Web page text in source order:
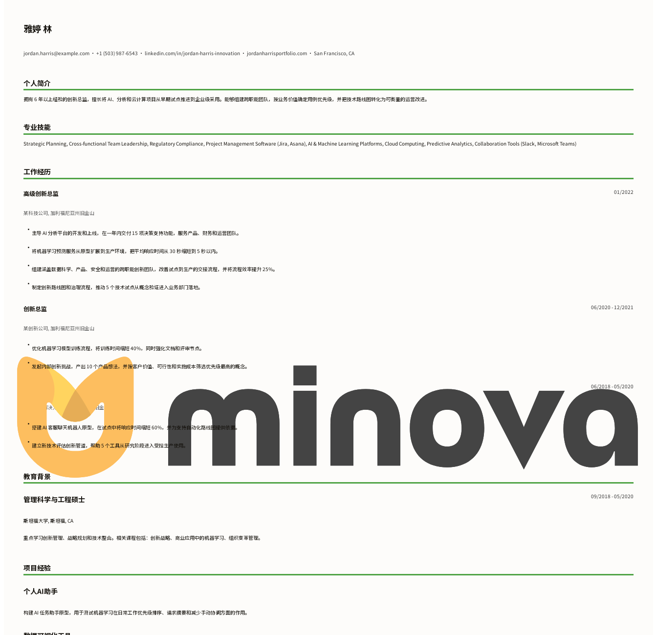
雅婷 林
jordan.harris@example.com • +1 (503) 987-6543 • linkedin.com/in/jordan-harris-innovation • jordanharrisportfolio.com • San Francisco, CA
个人简介
拥有 6 年以上经验的创新总监，擅长将 AI、分析和云计算项目从早期试点推进到企业级采用。能够组建跨职能团队，按业务价值确定用例优先级，并把技术路线图转化为可衡量的运营改进。
专业技能
Strategic Planning, Cross-functional Team Leadership, Regulatory Compliance, Project Management Software (Jira, Asana), AI & Machine Learning Platforms, Cloud Computing, Predictive Analytics, Collaboration Tools (Slack, Microsoft Teams)
工作经历
高级创新总监 01/2022
某科技公司, 加利福尼亚州旧金山
• 主导 AI 分析平台的开发和上线，在一年内交付 15 项决策支持功能，服务产品、财务和运营团队。
• 将机器学习预测服务从原型扩展到生产环境，把平均响应时间从 30 秒缩短到 5 秒以内。
• 组建涵盖数据科学、产品、安全和运营的跨职能创新团队，改善试点到生产的交接流程，并将流程效率提升 25%。
• 制定创新路线图和治理流程，推动 5 个技术试点从概念验证进入业务部门落地。
创新总监 06/2020 - 12/2021
某创新公司, 加利福尼亚州旧金山
• 优化机器学习模型训练流程，将训练时间缩短 40%，同时强化文档和评审节点。
• 发起内部创新挑战，产出 10 个产品想法，并按客户价值、可行性和实施成本筛选优先级最高的概念。
06/2018 - 05/2020
未来科技解决方案, 加利福尼亚州旧金山
• 搭建 AI 客服聊天机器人原型，在试点中将响应时间缩短 60%，并为支持自动化路线图提供依据。
• 建立新技术评估创新管道，帮助 5 个工具从研究阶段进入受控生产使用。
教育背景
管理科学与工程硕士 09/2018 - 05/2020
斯坦福大学, 斯坦福, CA
重点学习创新管理、战略规划和技术整合。相关课程包括：创新战略、商业应用中的机器学习、组织变革管理。
项目经验
个人AI助手
构建 AI 任务助手原型，用于测试机器学习在日常工作优先级排序、请求摘要和减少手动协调方面的作用。